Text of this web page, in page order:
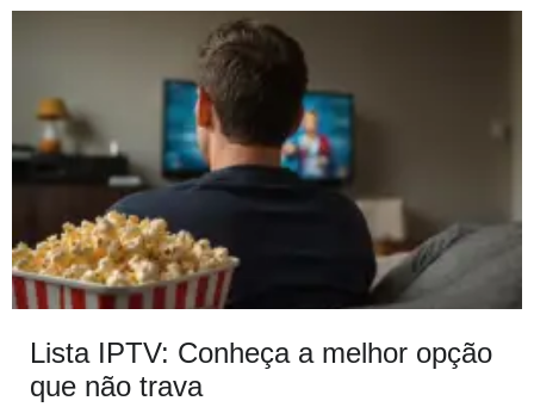
Lista IPTV: Conheça a melhor opção
que não trava